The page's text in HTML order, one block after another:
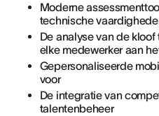
Moderne
technische
De analyse van de
elke medewerker aan
Gepersonaliseerde
voor
De integratie van
talentenbeheer